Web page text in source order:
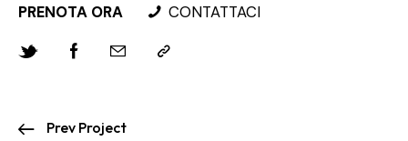
PRENOTA ORA CONTATTACI
Prev Project